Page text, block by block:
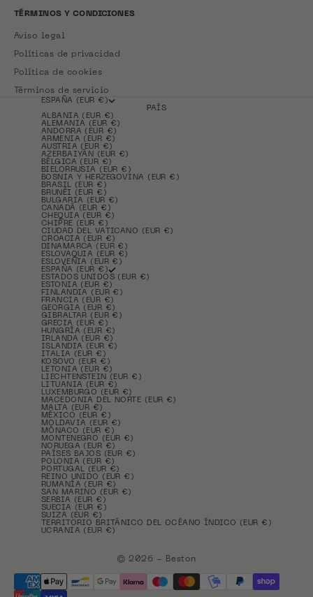
TÉRMINOS Y CONDICIONES
Aviso legal
Políticas de privacidad
Política de cookies
Términos de servicio
ESPAÑA (EUR €)
PAÍS
ALBANIA (EUR €)
ALEMANIA (EUR €)
ANDORRA (EUR €)
ARMENIA (EUR €)
AUSTRIA (EUR €)
AZERBAIYÁN (EUR €)
BÉLGICA (EUR €)
BIELORRUSIA (EUR €)
BOSNIA Y HERZEGOVINA (EUR €)
BRASIL (EUR €)
BRUNÉI (EUR €)
BULGARIA (EUR €)
CANADÁ (EUR €)
CHEQUIA (EUR €)
CHIPRE (EUR €)
CIUDAD DEL VATICANO (EUR €)
CROACIA (EUR €)
DINAMARCA (EUR €)
ESLOVAQUIA (EUR €)
ESLOVENIA (EUR €)
ESPAÑA (EUR €)
ESTADOS UNIDOS (EUR €)
ESTONIA (EUR €)
FINLANDIA (EUR €)
FRANCIA (EUR €)
GEORGIA (EUR €)
GIBRALTAR (EUR €)
GRECIA (EUR €)
HUNGRÍA (EUR €)
IRLANDA (EUR €)
ISLANDIA (EUR €)
ITALIA (EUR €)
KOSOVO (EUR €)
LETONIA (EUR €)
LIECHTENSTEIN (EUR €)
LITUANIA (EUR €)
LUXEMBURGO (EUR €)
MACEDONIA DEL NORTE (EUR €)
MALTA (EUR €)
MÉXICO (EUR €)
MOLDAVIA (EUR €)
MÓNACO (EUR €)
MONTENEGRO (EUR €)
NORUEGA (EUR €)
PAÍSES BAJOS (EUR €)
POLONIA (EUR €)
PORTUGAL (EUR €)
REINO UNIDO (EUR €)
RUMANÍA (EUR €)
SAN MARINO (EUR €)
SERBIA (EUR €)
SUECIA (EUR €)
SUIZA (EUR €)
TERRITORIO BRITÁNICO DEL OCÉANO ÍNDICO (EUR €)
UCRANIA (EUR €)
© 2026 - Beston